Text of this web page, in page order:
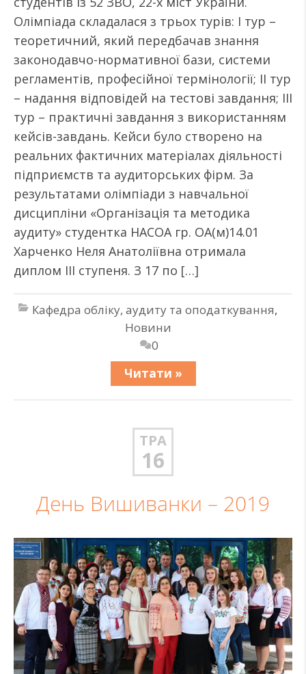
Олімпіада складалася з трьох турів: І тур –
теоретичний, який передбачав знання
законодавчо-нормативної бази, системи
регламентів, професійної термінології; ІІ тур
– надання відповідей на тестові завдання; ІІІ
тур – практичні завдання з використанням
кейсів-завдань. Кейси було створено на
реальних фактичних матеріалах діяльності
підприємств та аудиторських фірм. За
результатами олімпіади з навчальної
дисципліни «Організація та методика
аудиту» студентка НАСОА гр. ОА(м)14.01
Харченко Неля Анатоліївна отримала
диплом ІІІ ступеня. З 17 по […]
Кафедра обліку, аудиту та оподаткування,
Новини
0
Читати »
ТРА
16
День Вишиванки – 2019